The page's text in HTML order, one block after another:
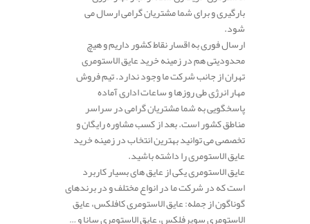
بارگیری و برای شما مشتریان گرامی ارسال می
شود.
ارسال فوری به اقسار نقاط کشور داریم و هیچ
محدودیتی هم در زمینه خرید عایق الاستومری
تهران از جانب شرکت ما وجود ندارد. تیم فروش
مهار انرژی طی روزها و ساعات اداری آماده
پاسخگویی به شما مشتریان گرامی در سراسر
مناطق کشور است. بعد از کسب مشاوره رایگان و
تخصصی می توانید بهترین انتخاب در زمینه خرید
عایق الاستومری را داشته باشید.
عایق الاستومری یکی از عایق های بسیار کاربرد
است که در شرکت ما در انواع مختلف و در برندهای
گوناگون از جمله: عایق الاستومری کافلکس، عایق
الاستومری سوپرفلکس، عایق الاستومری سانا و …